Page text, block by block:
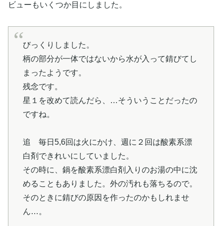
ビューもいくつか目にしました。
びっくりしました。
柄の部分が一体ではないから水が入って錆びてし
まったようです。
残念です。
星１を改めて読んだら、…そういうことだったの
ですね。
追 毎日5,6回は火にかけ、週に２回は酸素系漂
白剤できれいにしていました。
その時に、鍋を酸素系漂白剤入りのお湯の中に沈
めることもありました。外の汚れも落ちるので。
そのときに錆びの原因を作ったのかもしれませ
ん…。